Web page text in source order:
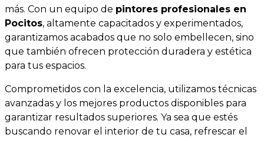
más. Con un equipo de pintores profesionales en
Pocitos, altamente capacitados y experimentados,
garantizamos acabados que no solo embellecen, sino
que también ofrecen protección duradera y estética
para tus espacios.
Comprometidos con la excelencia, utilizamos técnicas
avanzadas y los mejores productos disponibles para
garantizar resultados superiores. Ya sea que estés
buscando renovar el interior de tu casa, refrescar el